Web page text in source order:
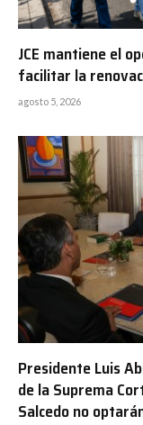
JCE mantiene el
facilitar la
agosto 5, 2026
Presidente Luis
de la Suprema
Salcedo no